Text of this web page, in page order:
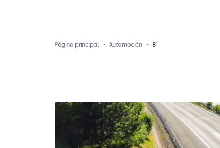
Página principal Automoción 8"